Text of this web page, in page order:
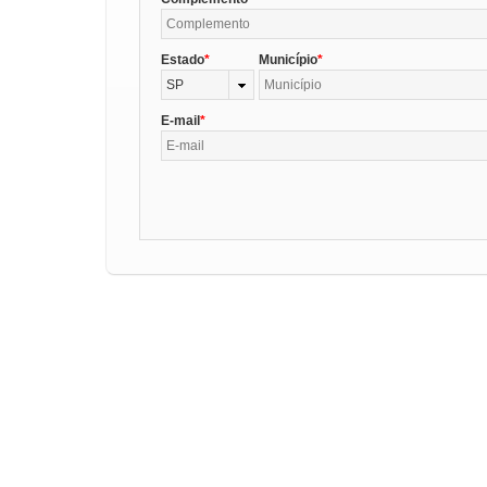
Estado
SP
Município
E-mail